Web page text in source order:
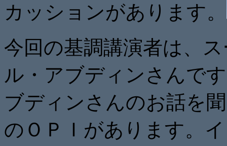
カッションがあります。
今回の基調講演者は、
ル・アブディンさんで
ブディンさんのお話を
のＯＰＩがあります。